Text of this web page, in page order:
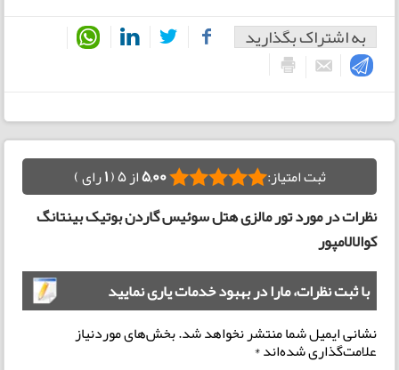
به اشتراک بگذارید
ثبت امتیاز: 5,00از 5 ( 1رای )
نظرات در مورد تور مالزی هتل سوئیس گاردن بوتیک بینتانگ
کوالالامپور
با ثبت نظرات، مارا در بهبود خدمات یاری نمایید
نشانی ایمیل شما منتشر نخواهد شد.بخش‌های موردنیاز
علامت‌گذاری شده‌اند*